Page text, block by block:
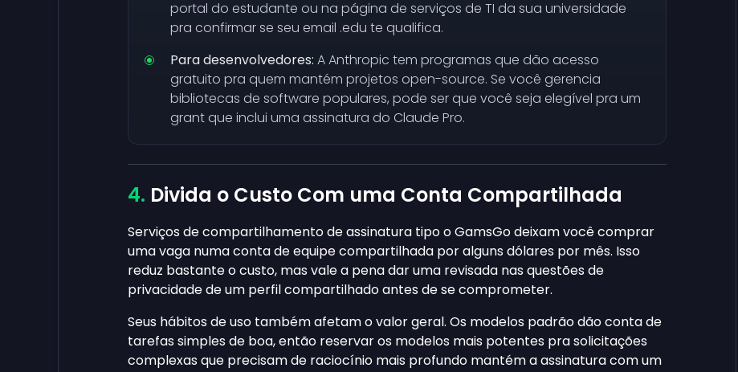
portal do estudante ou na página de serviços de TI da sua universidade
pra confirmar se seu email .edu te qualifica.
Para desenvolvedores: A Anthropic tem programas que dão acesso
gratuito pra quem mantém projetos open-source. Se você gerencia
bibliotecas de software populares, pode ser que você seja elegível pra um
grant que inclui uma assinatura do Claude Pro.
Divida o Custo Com uma Conta Compartilhada
Serviços de compartilhamento de assinatura tipo o GamsGo deixam você comprar
uma vaga numa conta de equipe compartilhada por alguns dólares por mês. Isso
reduz bastante o custo, mas vale a pena dar uma revisada nas questões de
privacidade de um perfil compartilhado antes de se comprometer.
Seus hábitos de uso também afetam o valor geral. Os modelos padrão dão conta de
tarefas simples de boa, então reservar os modelos mais potentes pra solicitações
complexas que precisam de raciocínio mais profundo mantém a assinatura com um